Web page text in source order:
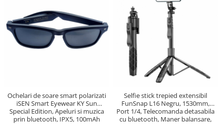
Ochelari de soare smart polarizati
iSEN Smart Eyewear KY Sun
Special Edition, Apeluri si muzica
prin bluetooth, IPX5, 100mAh
Selfie stick trepied extensibil
FunSnap L16 Negru, 1530mm,
Port 1/4, Telecomanda detasabila
cu bluetooth, Maner balansare,